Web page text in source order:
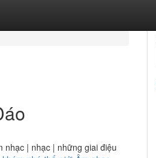
nhạc | nhạc | những giai điệu